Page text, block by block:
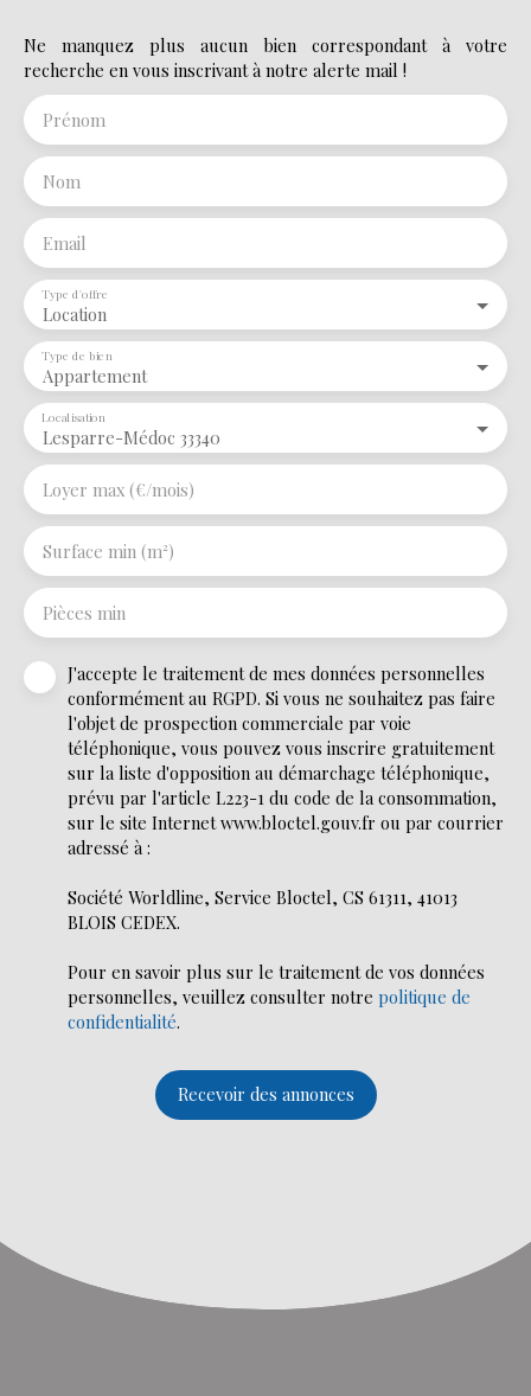
Ne manquez plus aucun bien correspondant à votre
recherche en vous inscrivant à notre alerte mail !
Prénom
Nom
Email
Location
Type d'offre
Appartement
Type de bien
Lesparre-Médoc 33340
Localisation
Loyer max (€/mois)
Surface min (m²)
Pièces min
J'accepte le traitement de mes données personnelles
conformément au RGPD. Si vous ne souhaitez pas faire
l'objet de prospection commerciale par voie
téléphonique, vous pouvez vous inscrire gratuitement
sur la liste d'opposition au démarchage téléphonique,
prévu par l'article L223-1 du code de la consommation,
sur le site Internet www.bloctel.gouv.fr ou par courrier
adressé à :
Société Worldline, Service Bloctel, CS 61311, 41013
BLOIS CEDEX.
Pour en savoir plus sur le traitement de vos données
personnelles, veuillez consulter notre politique de
confidentialité.
Recevoir des annonces